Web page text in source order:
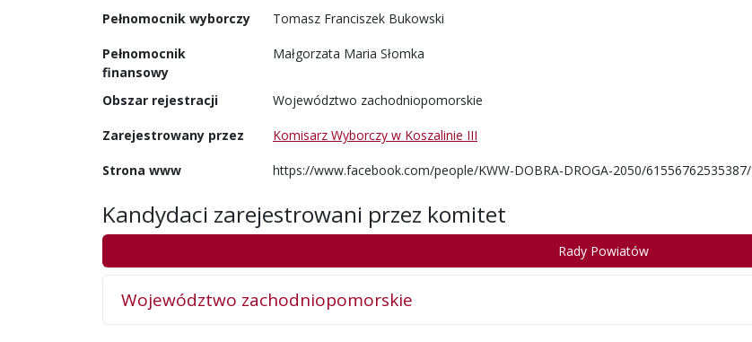
Pełnomocnik wyborczy Tomasz Franciszek Bukowski
Pełnomocnik
finansowy
Małgorzata Maria Słomka
Obszar rejestracji Województwo zachodniopomorskie
Zarejestrowany przez Komisarz Wyborczy w Koszalinie III
Strona www https://www.facebook.com/people/KWW-DOBRA-DROGA-2050/61556762535387/
Kandydaci zarejestrowani przez komitet
Rady Powiatów
Województwo zachodniopomorskie